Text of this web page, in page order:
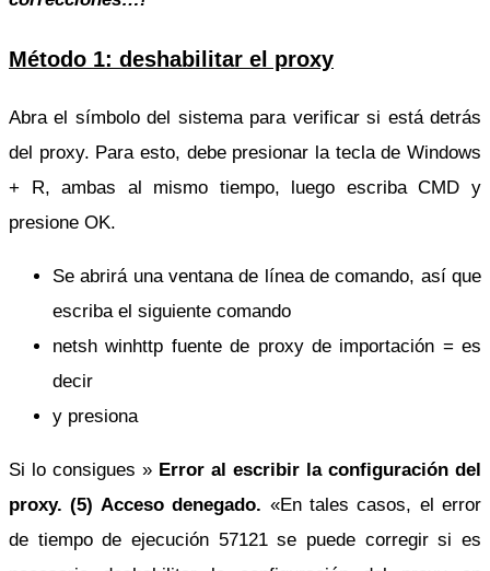
Método 1: deshabilitar el proxy
Abra el símbolo del sistema para verificar si está detrás
del proxy. Para esto, debe presionar la tecla de Windows
+ R, ambas al mismo tiempo, luego escriba CMD y
presione OK.
Se abrirá una ventana de línea de comando, así que
escriba el siguiente comando
netsh winhttp fuente de proxy de importación = es
decir
y presiona
Si lo consigues » Error al escribir la configuración del
proxy. (5) Acceso denegado. «En tales casos, el error
de tiempo de ejecución 57121 se puede corregir si es